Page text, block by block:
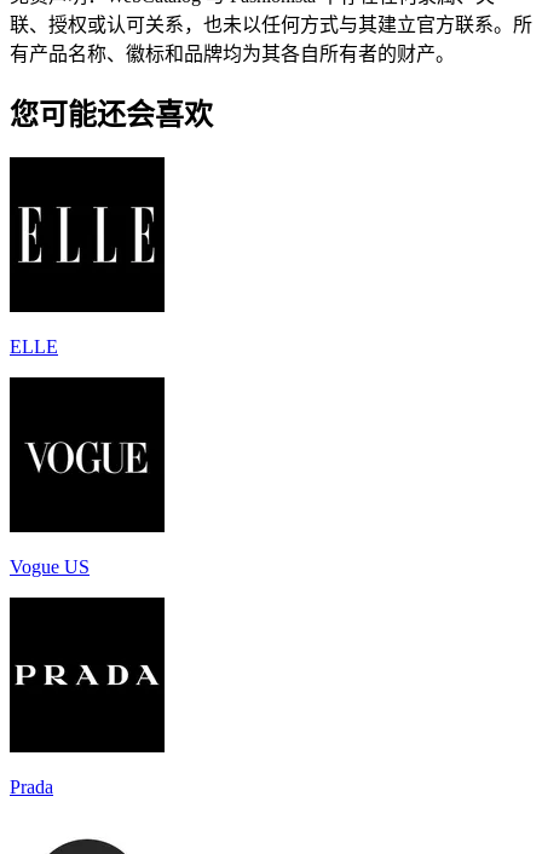
联、授权或认可关系，也未以任何方式与其建立官方联系。所
有产品名称、徽标和品牌均为其各自所有者的财产。
您可能还会喜欢
ELLE
Vogue US
Prada